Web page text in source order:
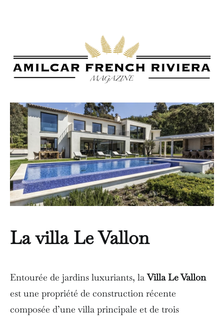
La villa Le Vallon
Entourée de jardins luxuriants, laVilla Le Vallon
est une propriété de construction récente
composée d’une villa principale et de trois